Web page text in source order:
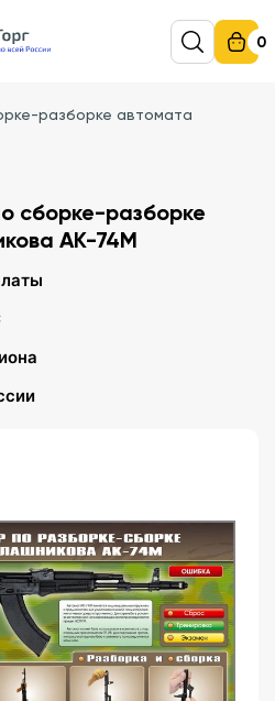
0
разборке автомата
сборке-разборке
АК-74М